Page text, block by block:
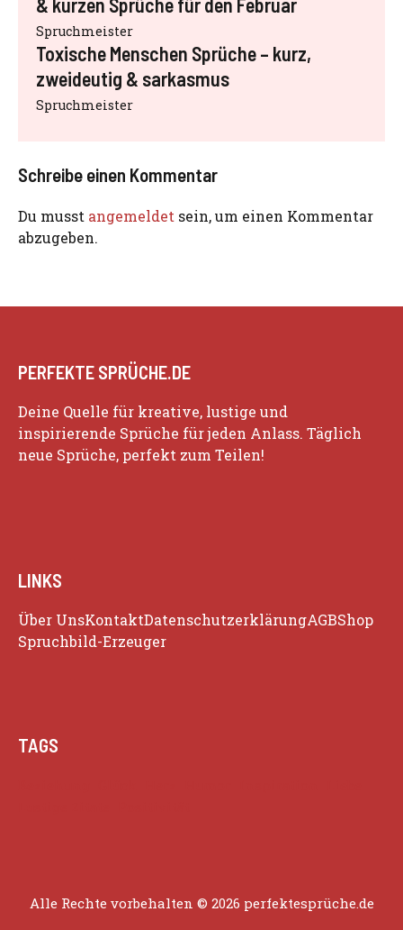
Spruchmeister
Toxische Menschen Sprüche – kurz,
zweideutig & sarkasmus
Spruchmeister
Schreibe einen Kommentar
Du musst angemeldet sein, um einen Kommentar
abzugeben.
PERFEKTE SPRÜCHE.DE
Deine Quelle für kreative, lustige und
inspirierende Sprüche für jeden Anlass. Täglich
neue Sprüche, perfekt zum Teilen!
LINKS
Über UnsKontaktDatenschutzerklärungAGBShop
Spruchbild-Erzeuger
TAGS
Alle Rechte vorbehalten © 2026 perfektesprüche.de